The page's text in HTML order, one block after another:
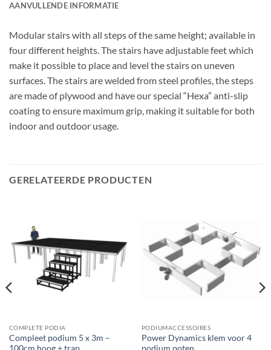
AANVULLENDE INFORMATIE
Modular stairs with all steps of the same height; available in
four different heights. The stairs have adjustable feet which
make it possible to place and level the stairs on uneven
surfaces. The stairs are welded from steel profiles, the steps
are made of plywood and have our special “Hexa” anti-slip
coating to ensure maximum grip, making it suitable for both
indoor and outdoor usage.
GERELATEERDE PRODUCTEN
COMPLETE PODIA
Compleet podium 5 x 3m –
PODIUMACCESSOIRES
Power Dynamics klem voor 4